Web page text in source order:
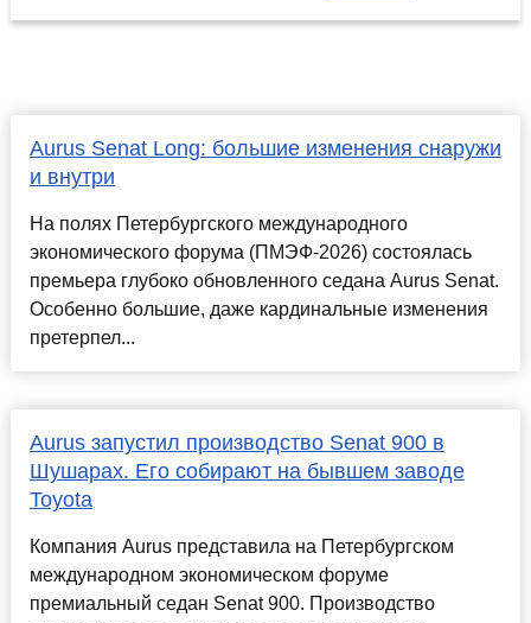
Aurus Senat Long: большие изменения снаружи
и внутри
На полях Петербургского международного
экономического форума (ПМЭФ-2026) состоялась
премьера глубоко обновленного седана Aurus Senat.
Особенно большие, даже кардинальные изменения
претерпел...
Aurus запустил производство Senat 900 в
Шушарах. Его собирают на бывшем заводе
Toyota
Компания Aurus представила на Петербургском
международном экономическом форуме
премиальный седан Senat 900. Производство